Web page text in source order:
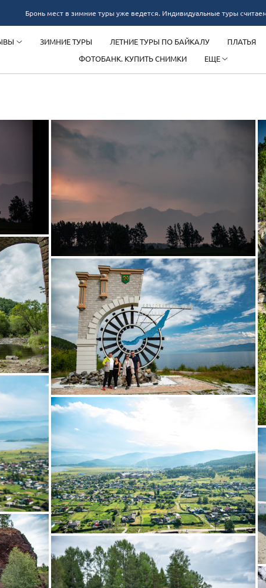
ЗИМНИЕ ТУРЫ ЛЕТНИЕ ТУРЫ ПО БАЙКАЛУ ПЛАТЬЯ
ФОТОБАНК. КУПИТЬ СНИМКИ
ЕЩЕ
мест в зимние туры уже ведется. Индивидуальные туры считаем по запросу